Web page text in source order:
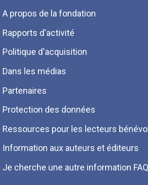
Menu
Pied
de
page
A propos de la fondation
Rapports d'activité
Politique d'acquisition
Dans les médias
Partenaires
Protection des données
Ressources pour les lecteurs
Information aux auteurs et éditeurs
Je cherche une autre information FAQ